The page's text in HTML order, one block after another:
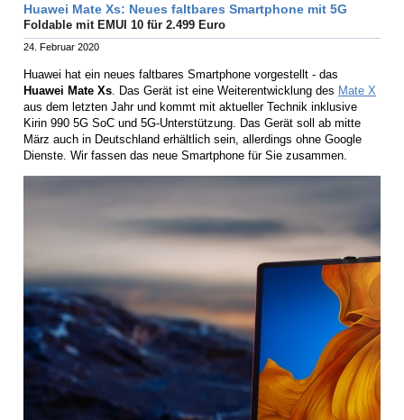
Huawei Mate Xs: Neues faltbares Smartphone mit 5G
Foldable mit EMUI 10 für 2.499 Euro
24. Februar 2020
Huawei hat ein neues faltbares Smartphone vorgestellt - das
Huawei Mate Xs . Das Gerät ist eine Weiterentwicklung des Mate X
aus dem letzten Jahr und kommt mit aktueller Technik inklusive
Kirin 990 5G SoC und 5G-Unterstützung. Das Gerät soll ab mitte
März auch in Deutschland erhältlich sein, allerdings ohne Google
Dienste. Wir fassen das neue Smartphone für Sie zusammen.